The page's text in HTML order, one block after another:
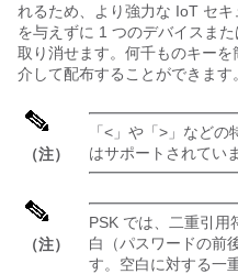
れるため、より強力な IoT セ
を与えずに 1 つのデバイスま
取り消せます。何千ものキー
介して配布することができます。
（注）
「<」や「>」など
はサポートされてい
（注）
PSK では、二重引用
白（パスワードの前
す。空白に対する一